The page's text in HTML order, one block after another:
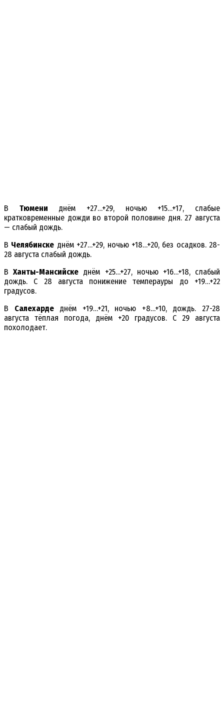
В Тюмени днём +27…+29, ночью +15…+17, слабые
кратковременные дожди во второй половине дня. 27 августа
— слабый дождь.
В Челябинске днём +27…+29, ночью +18…+20, без осадков. 28-
28 августа слабый дождь.
ВХанты-Мансийске днём +25…+27, ночью +16…+18, слабый
дождь. С 28 августа понижение темперауры до +19…+22
градусов.
В Салехардеднём +19…+21, ночью +8…+10, дождь. 27-28
августа тёплая погода, днём +20 градусов. С 29 августа
похолодает.